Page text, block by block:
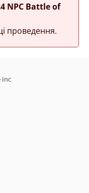
NPC Battle of
проведення.
Inc